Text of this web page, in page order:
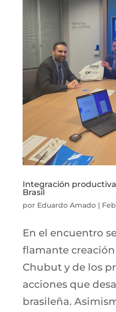
Integración
Brasil
por Eduardo Amado|
En el encuentro
flamante
Chubut y de los
acciones que
brasileña.